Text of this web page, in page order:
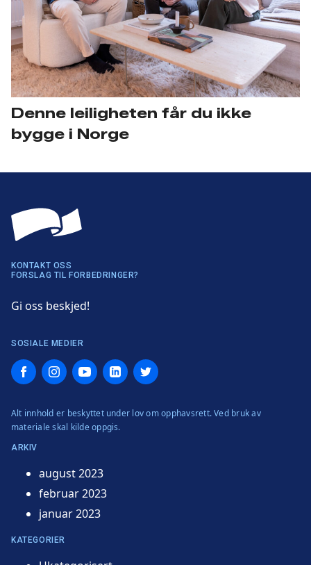
Denne leiligheten får du ikke
bygge i Norge
KONTAKT OSS
FORSLAG TIL FORBEDRINGER?
Gi oss beskjed!
SOSIALE MEDIER
FacebookInstagramYouTubeLinkedInTwitter
Alt innhold er beskyttet under lov om opphavsrett. Ved bruk av
materiale skal kilde oppgis.
ARKIV
august 2023
februar 2023
januar 2023
KATEGORIER